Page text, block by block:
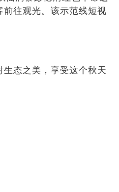
往观光。该示范线短视
态之美，享受这个秋天